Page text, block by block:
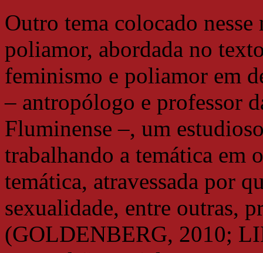
Outro tema colocado
poliamor, abordada no
feminismo e poliamor em
– antropólogo e professor
Fluminense –, um
trabalhando a temática
temática, atravessada por
sexualidade, entre outras,
(GOLDENBERG, 2010;